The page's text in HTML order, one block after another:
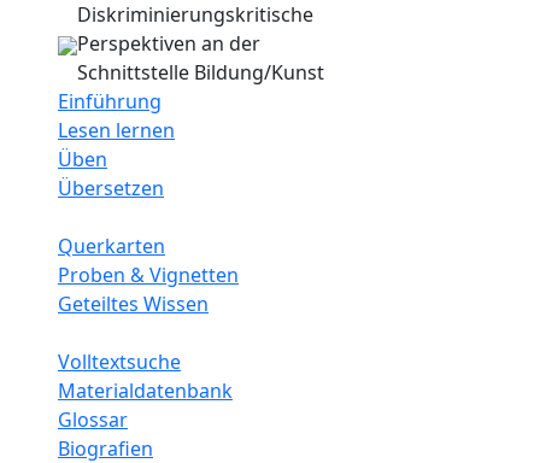
Diskriminierungskritische
Perspektiven an der
Schnittstelle Bildung/Kunst
Einführung
Lesen lernen
Üben
Übersetzen
Querkarten
Proben & Vignetten
Geteiltes Wissen
Volltextsuche
Materialdatenbank
Glossar
Biografien